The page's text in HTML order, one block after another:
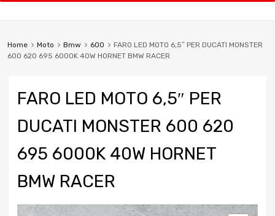
Home Moto Bmw 600
FARO LED MOTO 6,5″ PER DUCATI MONSTER
600 620 695 6000K 40W HORNET BMW RACER
FARO LED MOTO 6,5″ PER
DUCATI MONSTER 600 620
695 6000K 40W HORNET
BMW RACER